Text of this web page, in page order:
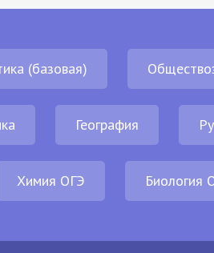
(базовая)
География
Химия ОГЭ Биология